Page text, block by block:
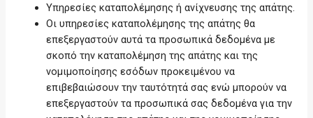
Υπηρεσίες καταπολέμησης ή ανίχνευσης της απάτης.
Οι υπηρεσίες καταπολέμησης της απάτης θα
επεξεργαστούν αυτά τα προσωπικά δεδομένα με
σκοπό την καταπολέμηση της απάτης και της
νομιμοποίησης εσόδων προκειμένου να
επιβεβαιώσουν την ταυτότητά σας ενώ μπορούν να
επεξεργαστούν τα προσωπικά σας δεδομένα για την